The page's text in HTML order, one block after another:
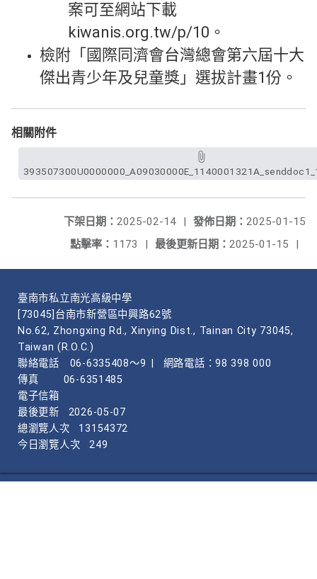
案可至網站下載
kiwanis.org.tw/p/10。
檢附「國際同濟會台灣總會第六屆十大
傑出青少年及兒童獎」選拔計畫1份。
相關附件
發佈日期： 2025-01-15
下架日期： 2025-02-14
|
最後更新日期： 2025-01-15 |
點擊率： 1173 |
臺南市私立南光高級中學
[73045]台南市新營區中興路62號
No.62, Zhongxing Rd., Xinying Dist., Tainan City 73045,
Taiwan (R.O.C.)
聯絡電話
06-6335408～9
網路電話：98 398 000
傳真
06-6351485
電子信箱
最後更新
2026-05-07
總瀏覽人次
13154372
今日瀏覽人次
249